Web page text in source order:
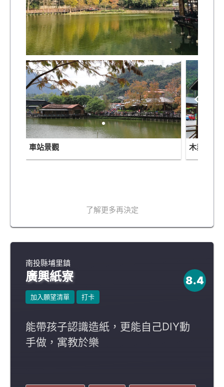
車站景觀 木業展示
了解更多再決定
南投縣埔里鎮
廣興紙寮 8.4
加入願望清單 打卡
能帶孩子認識造紙，更能自己DIY動
手做，寓教於樂